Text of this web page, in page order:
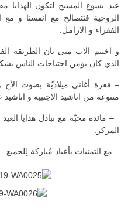
عيد يسوع المسيح لتكون الهدايا
الروحية فنتصالح مع انفسنا و مع
الفقراء و الارامل.
و اختتم الاب متى بان الطريقة
الذي كان يؤمن احتياجات الناس
– فقرة أغاني ميلاديّة بصوت الأخ
متنوعة من اناشيد الاجنبية و
– مائدة محبّة مع تبادل هدايا
المركز.
مع التمنيات بأعياد مُباركة لِلجميع.